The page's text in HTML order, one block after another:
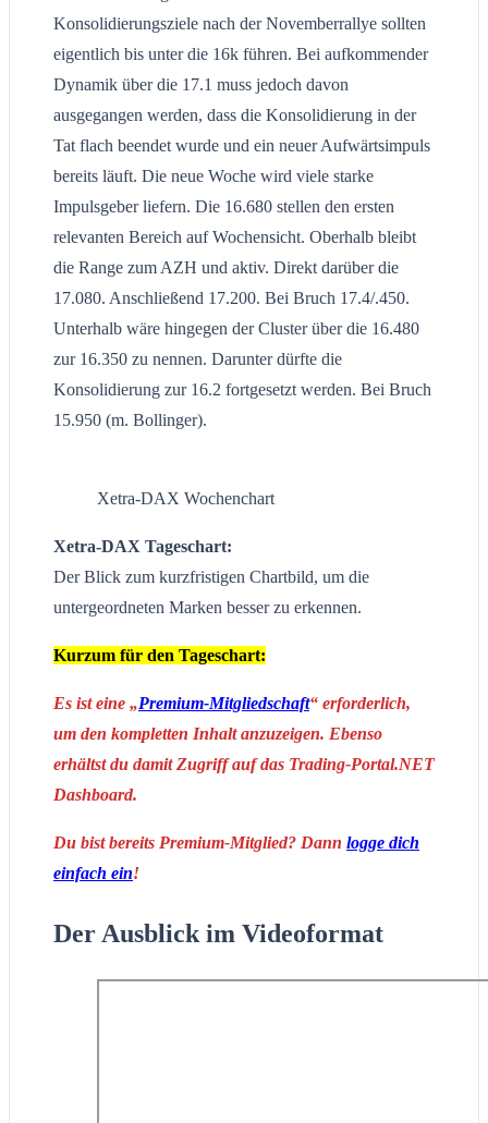
Konsolidierungsziele nach der Novemberrallye sollten
eigentlich bis unter die 16k führen. Bei aufkommender
Dynamik über die 17.1 muss jedoch davon
ausgegangen werden, dass die Konsolidierung in der
Tat flach beendet wurde und ein neuer Aufwärtsimpuls
bereits läuft. Die neue Woche wird viele starke
Impulsgeber liefern. Die 16.680 stellen den ersten
relevanten Bereich auf Wochensicht. Oberhalb bleibt
die Range zum AZH und aktiv. Direkt darüber die
17.080. Anschließend 17.200. Bei Bruch 17.4/.450.
Unterhalb wäre hingegen der Cluster über die 16.480
zur 16.350 zu nennen. Darunter dürfte die
Konsolidierung zur 16.2 fortgesetzt werden. Bei Bruch
15.950 (m. Bollinger).
Xetra-DAX Wochenchart
Xetra-DAX Tageschart:
Der Blick zum kurzfristigen Chartbild, um die
untergeordneten Marken besser zu erkennen.
Kurzum für den Tageschart:
Es ist eine „Premium-Mitgliedschaft“ erforderlich,
um den kompletten Inhalt anzuzeigen. Ebenso
erhältst du damit Zugriff auf das Trading-Portal.NET
Dashboard.
Du bist bereits Premium-Mitglied? Dann logge dich
einfach ein!
Der Ausblick im Videoformat